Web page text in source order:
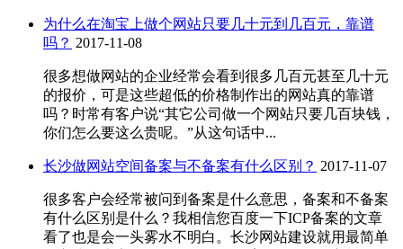
为什么在淘宝上做个网站只要几十元到几百元，靠谱
吗？ 2017-11-08
很多想做网站的企业经常会看到很多几百元甚至几十元
的报价，可是这些超低的价格制作出的网站真的靠谱
吗？时常有客户说“其它公司做一个网站只要几百块钱，
你们怎么要这么贵呢。”从这句话中...
长沙做网站空间备案与不备案有什么区别？ 2017-11-07
很多客户会经常被问到备案是什么意思，备案和不备案
有什么区别是什么？我相信您百度一下ICP备案的文章
看了也是会一头雾水不明白。长沙网站建设就用最简单